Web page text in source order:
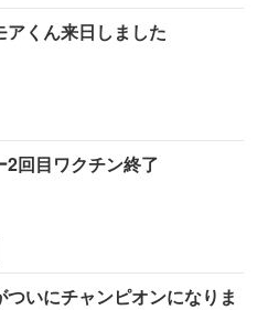
アくん来日しました
2回目ワクチン終了
ついにチャンピオンになりま